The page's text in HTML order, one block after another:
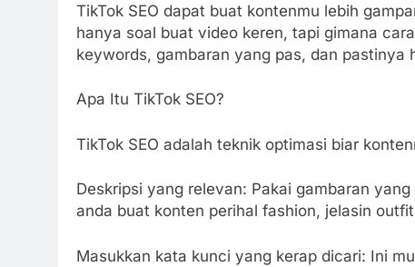
TikTok SEO dapat buat kontenmu lebih
hanya soal buat video keren, tapi gimana
keywords, gambaran yang pas, dan pastinya
Apa Itu TikTok SEO?
TikTok SEO adalah teknik optimasi biar
Deskripsi yang relevan: Pakai gambaran
anda buat konten perihal fashion, jelasin
Masukkan kata kunci yang kerap dicari: Ini